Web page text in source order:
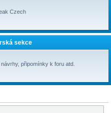
Czech
sekce
připomínky k foru atd.